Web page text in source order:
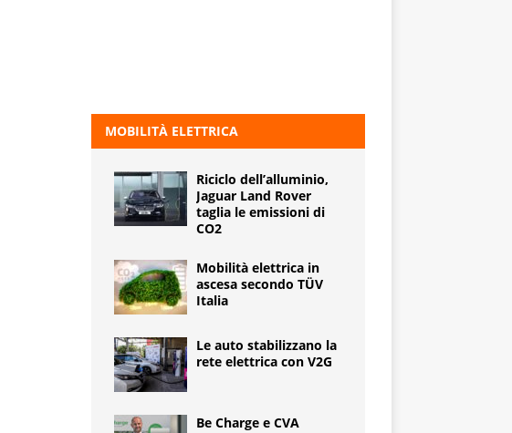
MOBILITÀ ELETTRICA
Riciclo dell’alluminio,
Jaguar Land Rover
taglia le emissioni di
CO2
Mobilità elettrica in
ascesa secondo TÜV
Italia
Le auto stabilizzano la
rete elettrica con V2G
Be Charge e CVA